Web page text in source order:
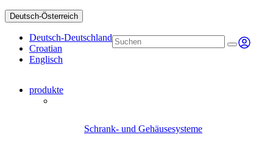
Deutsch-Österreich
Deutsch-Deutschland
Croatian
Englisch
produkte
Schrank- und Gehäusesysteme